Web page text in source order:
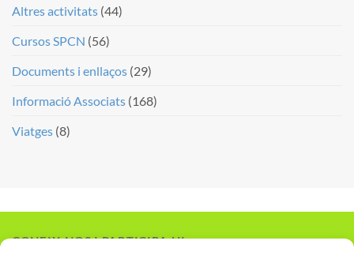
Altres activitats (44)
Cursos SPCN (56)
Documents i enllaços (29)
Informació Associats (168)
Viatges (8)
CONEIX-NOS I PARTICIPA-HI